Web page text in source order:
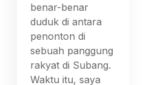
benar-benar
duduk di antara
penonton di
sebuah panggung
rakyat di Subang.
Waktu itu, saya